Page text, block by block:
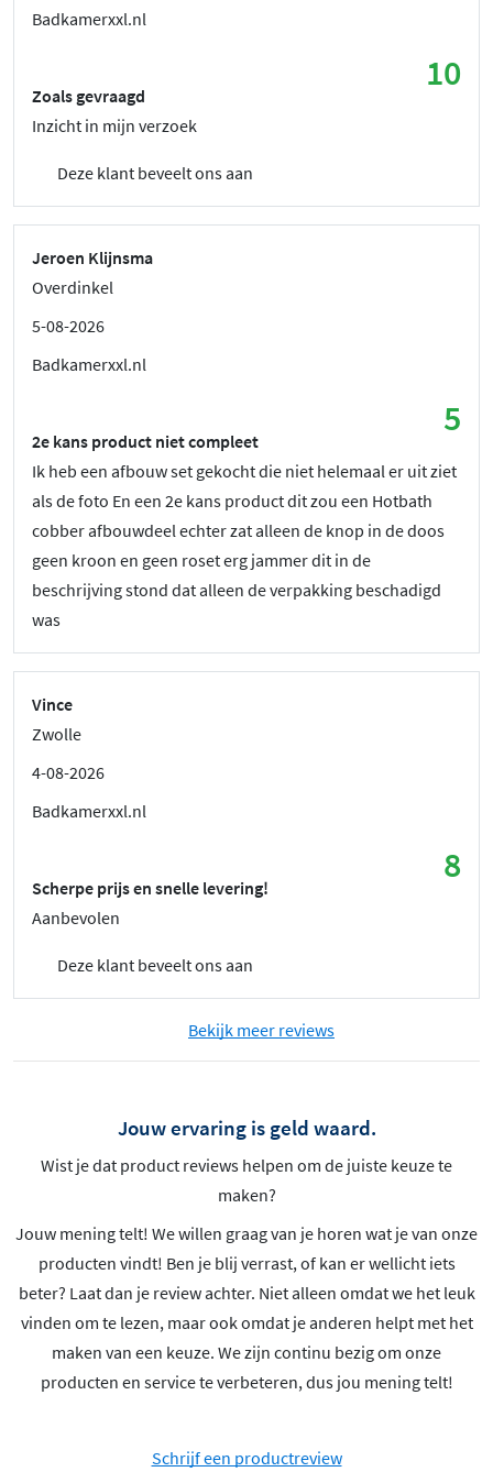
Badkamerxxl.nl
10
Zoals gevraagd
Inzicht in mijn verzoek
Deze klant beveelt ons aan
Jeroen Klijnsma
Overdinkel
5-08-2026
Badkamerxxl.nl
5
2e kans product niet compleet
Ik heb een afbouw set gekocht die niet helemaal er uit ziet
als de foto En een 2e kans product dit zou een Hotbath
cobber afbouwdeel echter zat alleen de knop in de doos
geen kroon en geen roset erg jammer dit in de
beschrijving stond dat alleen de verpakking beschadigd
was
Vince
Zwolle
4-08-2026
Badkamerxxl.nl
8
Scherpe prijs en snelle levering!
Aanbevolen
Deze klant beveelt ons aan
Bekijk meer reviews
Jouw ervaring is geld waard.
Wist je dat product reviews helpen om de juiste keuze te
maken?
Jouw mening telt! We willen graag van je horen wat je van onze
producten vindt! Ben je blij verrast, of kan er wellicht iets
beter? Laat dan je review achter. Niet alleen omdat we het leuk
vinden om te lezen, maar ook omdat je anderen helpt met het
maken van een keuze. We zijn continu bezig om onze
producten en service te verbeteren, dus jou mening telt!
Schrijf een productreview